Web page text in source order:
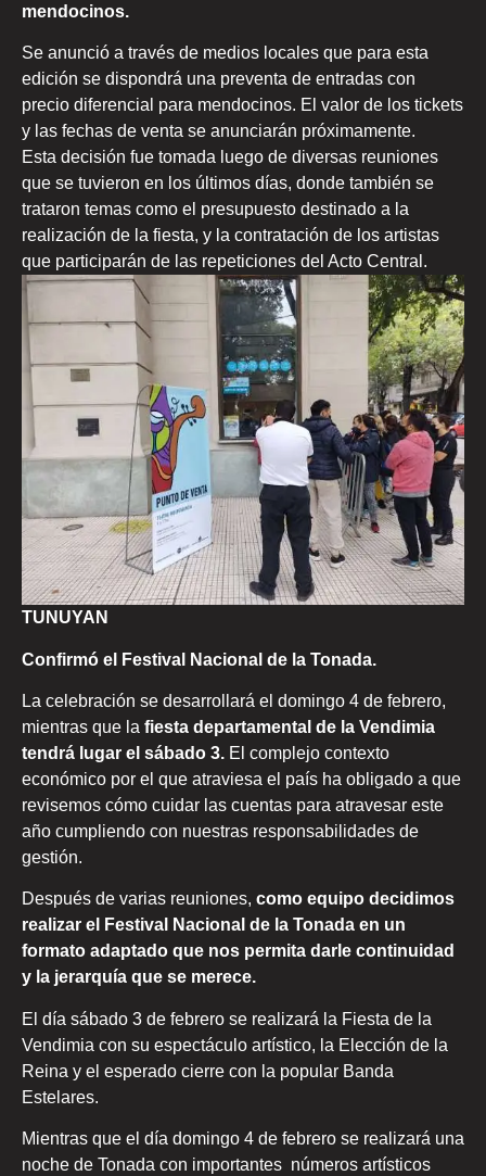
mendocinos.
Se anunció a través de medios locales que para esta
edición se dispondrá una preventa de entradas con
precio diferencial para mendocinos. El valor de los tickets
y las fechas de venta se anunciarán próximamente.
Esta decisión fue tomada luego de diversas reuniones
que se tuvieron en los últimos días, donde también se
trataron temas como el presupuesto destinado a la
realización de la fiesta, y la contratación de los artistas
que participarán de las repeticiones del Acto Central.
TUNUYAN
Confirmó el Festival Nacional de la Tonada.
La celebración se desarrollará el domingo 4 de febrero,
mientras que la fiesta departamental de la Vendimia
tendrá lugar el sábado 3. El complejo contexto
económico por el que atraviesa el país ha obligado a que
revisemos cómo cuidar las cuentas para atravesar este
año cumpliendo con nuestras responsabilidades de
gestión.
Después de varias reuniones, como equipo decidimos
realizar el Festival Nacional de la Tonada en un
formato adaptado que nos permita darle continuidad
y la jerarquía que se merece.
El día sábado 3 de febrero se realizará la Fiesta de la
Vendimia con su espectáculo artístico, la Elección de la
Reina y el esperado cierre con la popular Banda
Estelares.
Mientras que el día domingo 4 de febrero se realizará una
noche de Tonada con importantes números artísticos